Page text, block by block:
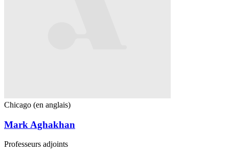
Chicago (en anglais)
Mark Aghakhan
Professeurs adjoints